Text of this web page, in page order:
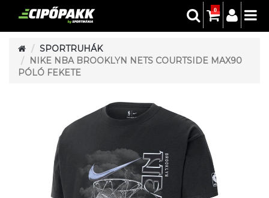
0
SPORTRUHÁK
NIKE NBA BROOKLYN NETS COURTSIDE MAX90
PÓLÓ FEKETE